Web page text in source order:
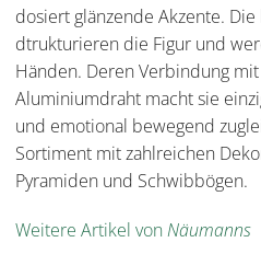
dosiert glänzende Akzente.
dtrukturieren die Figur und
Händen. Deren Verbindung
Aluminiumdraht macht sie
und emotional bewegend
Sortiment mit zahlreichen
Pyramiden und Schwibbögen.
Weitere Artikel vonNäumanns